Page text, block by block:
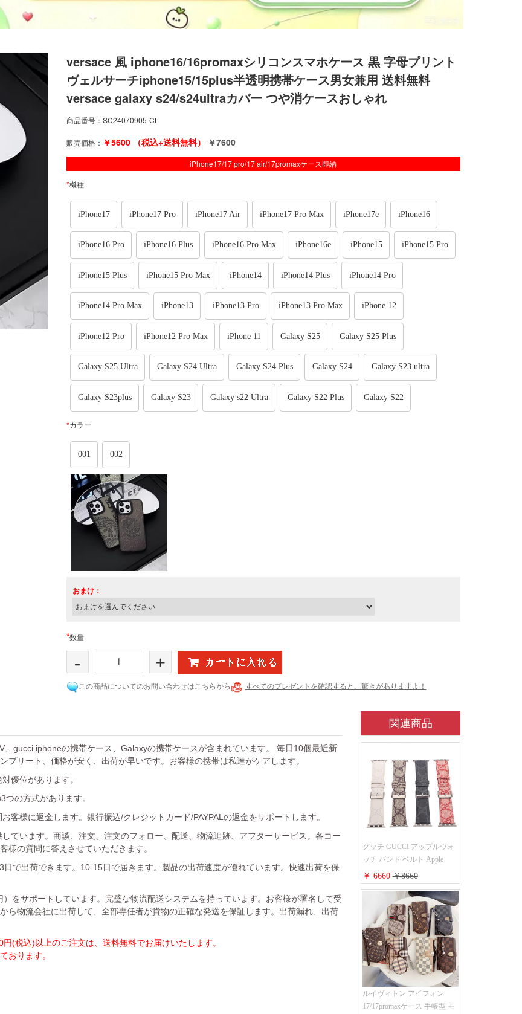
versace 風 iphone16/16promaxシリコンスマホケース 黒 字母プリント
ヴェルサーチiphone15/15plus半透明携帯ケース男女兼用 送料無料
versace galaxy s24/s24ultraカバー つや消ケースおしゃれ
商品番号： SC24070905-CL
販売価格： ￥5600（税込+送料無料）￥7600
iPhone17/17 pro/17 air/17promaxケース即納
*機種
iPhone17 iPhone17 Pro iPhone17 Air iPhone17 Pro Max iPhone17e iPhone16
iPhone16 Pro iPhone16 Plus iPhone16 Pro Max iPhone16e iPhone15 iPhone15 Pro
iPhone15 Plus iPhone15 Pro Max iPhone14 iPhone14 Plus iPhone14 Pro
iPhone14 Pro Max iPhone13 iPhone13 Pro iPhone13 Pro Max iPhone 12
iPhone12 Pro iPhone12 Pro Max iPhone 11 Galaxy S25 Galaxy S25 Plus
Galaxy S25 Ultra Galaxy S24 Ultra Galaxy S24 Plus Galaxy S24 Galaxy S23 ultra
Galaxy S23plus Galaxy S23 Galaxy s22 Ultra Galaxy S22 Plus Galaxy S22
*カラー
001 002
おまけ：
*数量
- +
この商品についてのお問い合わせはこちらから すべてのプレゼントを確認すると、驚きがありますよ！
gucci iphoneの携帯ケース、Galaxyの携帯ケースが含まれています。 毎日10個最近新
リート、価格が安く、出荷が早いです。お客様の携帯は私達がケアします。
優位があります。
つの方式があります。
客様に返金します。銀行振込/クレジットカード/PAYPALの返金をサポートします。
ています。商談、注文、注文のフォロー、配送、物流追跡、アフターサービス。各コー
様の質問に答えさせていただきます。
で出荷できます。10-15日で届きます。製品の出荷速度が優れています。快速出荷を保
をサポートしています。完璧な物流配送システムを持っています。お客様が署名して受
ら物流会社に出荷して、全部専任者が貨物の正確な発送を保証します。出荷漏れ、出荷
(税込)以上のご注文は、送料無料でお届けいたします。
おります。
関連商品
グッチ GUCCI アップルウォ
ッチ バンド ベルト Apple
Watch ベルト交換 レザーベル
ト レザーバンド ウォッチバ
ンド 38mm 40mm 42mm 44mm
人気新作
￥ 6660￥8660
ルイヴィトン アイフォン
17/17promaxケース 手帳型 モ